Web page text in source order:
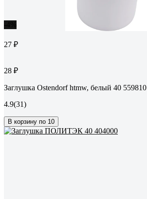
27 ₽
28 ₽
Заглушка Ostendorf htmw, белый 40 559810
4.9(31)
В корзину по 10